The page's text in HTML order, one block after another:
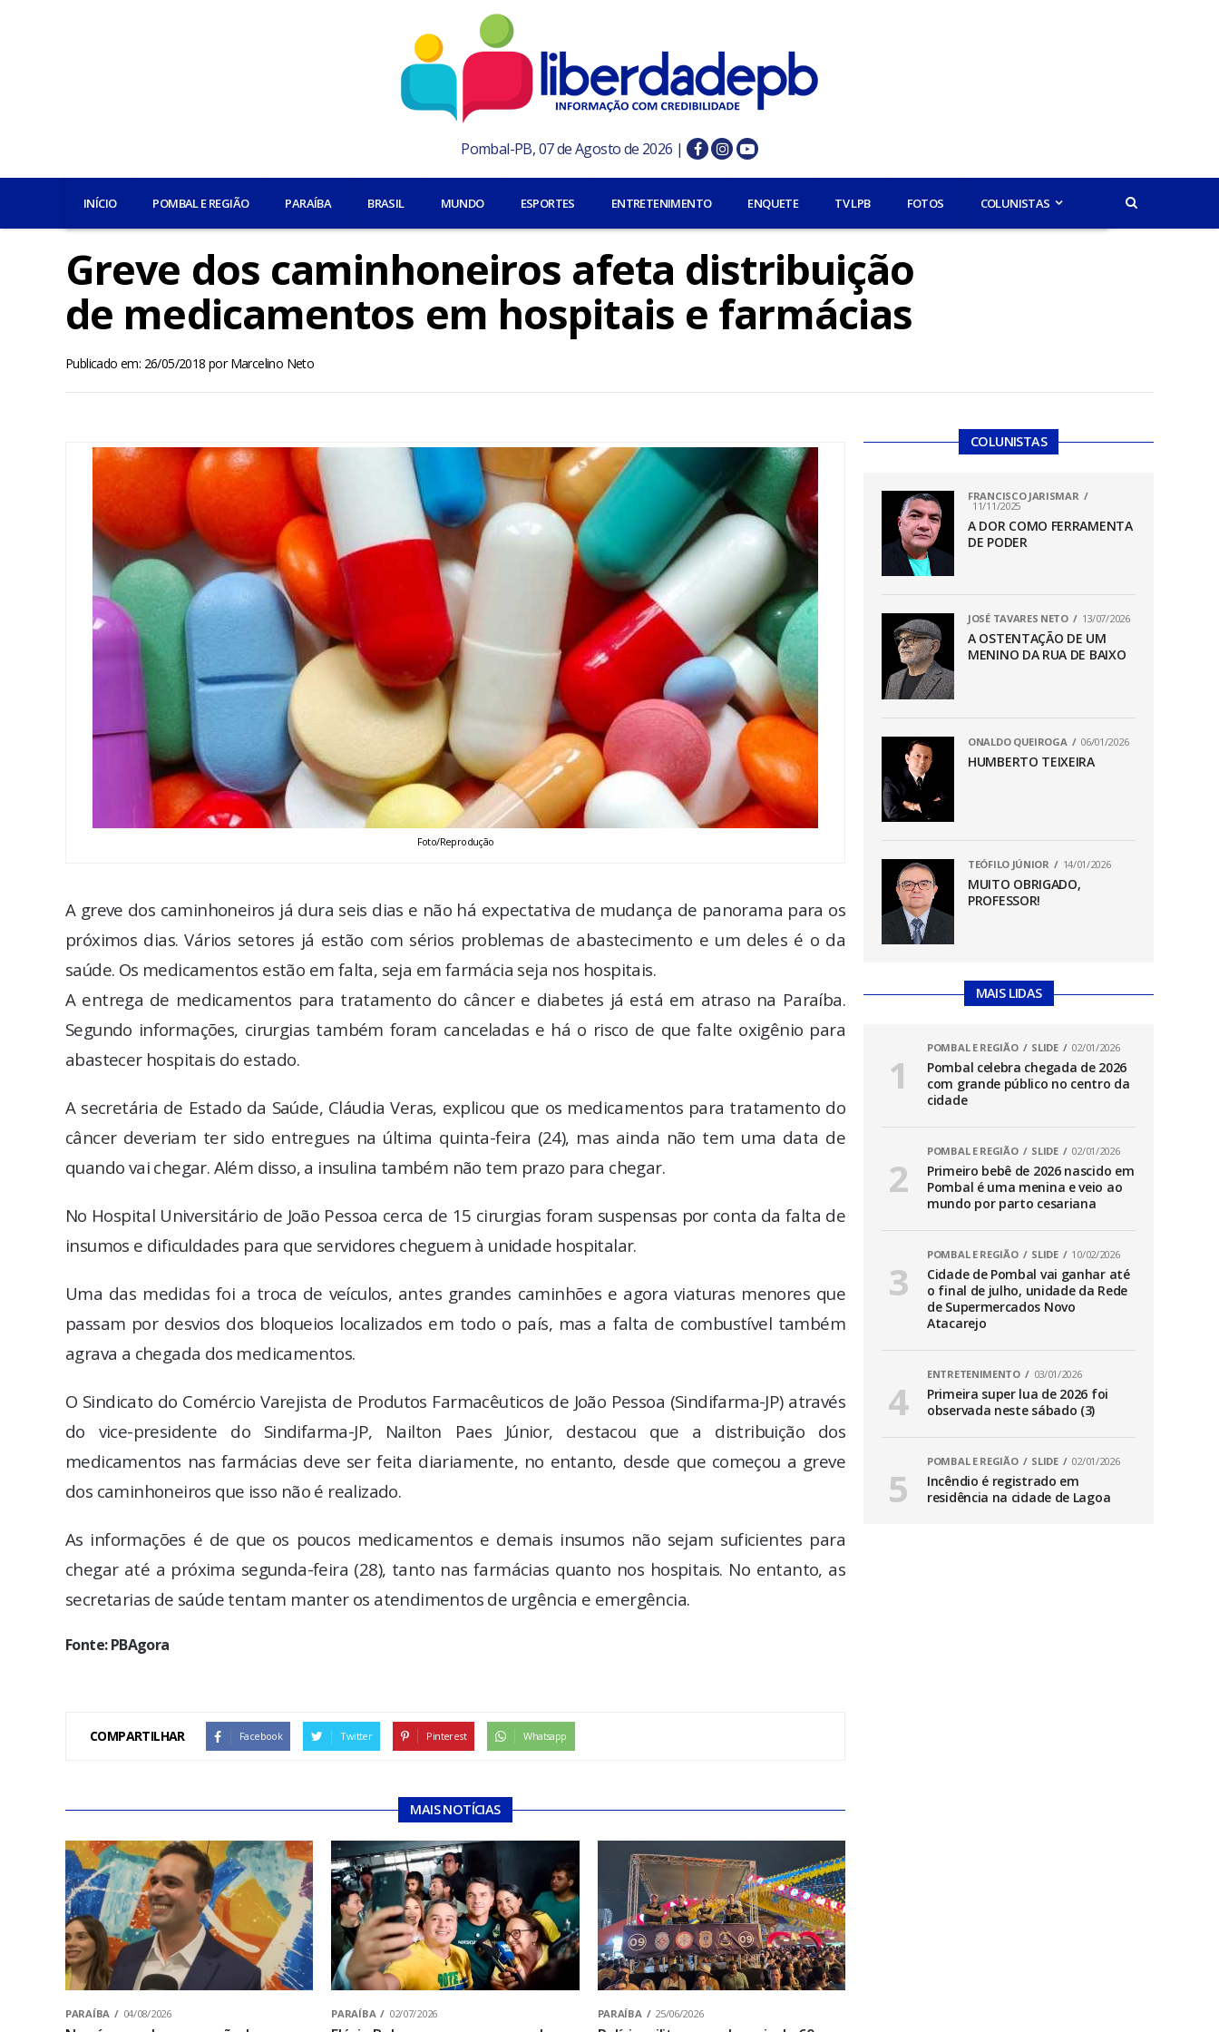
Pombal-PB, 07 de Agosto de 2026 |
INÍCIO POMBAL E REGIÃO PARAÍBA BRASIL MUNDO ESPORTES ENTRETENIMENTO ENQUETE TV LPB FOTOS COLUNISTAS
Greve dos caminhoneiros afeta distribuição
de medicamentos em hospitais e farmácias
Publicado em: 26/05/2018 porMarcelino Neto
Foto/Reprodução
A greve dos caminhoneiros já dura seis dias e não há expectativa de mudança de panorama para os
próximos dias. Vários setores já estão com sérios problemas de abastecimento e um deles é o da
saúde. Os medicamentos estão em falta, seja em farmácia seja nos hospitais.
A entrega de medicamentos para tratamento do câncer e diabetes já está em atraso na Paraíba.
Segundo informações, cirurgias também foram canceladas e há o risco de que falte oxigênio para
abastecer hospitais do estado.
A secretária de Estado da Saúde, Cláudia Veras, explicou que os medicamentos para tratamento do
câncer deveriam ter sido entregues na última quinta-feira (24), mas ainda não tem uma data de
quando vai chegar. Além disso, a insulina também não tem prazo para chegar.
No Hospital Universitário de João Pessoa cerca de 15 cirurgias foram suspensas por conta da falta de
insumos e dificuldades para que servidores cheguem à unidade hospitalar.
Uma das medidas foi a troca de veículos, antes grandes caminhões e agora viaturas menores que
passam por desvios dos bloqueios localizados em todo o país, mas a falta de combustível também
agrava a chegada dos medicamentos.
O Sindicato do Comércio Varejista de Produtos Farmacêuticos de João Pessoa (Sindifarma-JP) através
do vice-presidente do Sindifarma-JP, Nailton Paes Júnior, destacou que a distribuição dos
medicamentos nas farmácias deve ser feita diariamente, no entanto, desde que começou a greve
dos caminhoneiros que isso não é realizado.
As informações é de que os poucos medicamentos e demais insumos não sejam suficientes para
chegar até a próxima segunda-feira (28), tanto nas farmácias quanto nos hospitais. No entanto, as
secretarias de saúde tentam manter os atendimentos de urgência e emergência.
Fonte: PBAgora
COMPARTILHAR Facebook Twitter Pinterest Whatsapp
MAIS NOTÍCIAS
PARAÍBA 04/08/2026 PARAÍBA 02/07/2026 PARAÍBA 25/06/2026
COLUNISTAS
FRANCISCO JARISMAR
11/11/2025
A DOR COMO FERRAMENTA
DE PODER
JOSÉ TAVARES NETO 13/07/2026
A OSTENTAÇÃO DE UM
MENINO DA RUA DE BAIXO
ONALDO QUEIROGA 06/01/2026
HUMBERTO TEIXEIRA
TEÓFILO JÚNIOR 14/01/2026
MUITO OBRIGADO,
PROFESSOR!
MAIS LIDAS
POMBAL E REGIÃO SLIDE 02/01/2026
Pombal celebra chegada de 2026
com grande público no centro da
cidade
POMBAL E REGIÃO SLIDE 02/01/2026
Primeiro bebê de 2026 nascido em
Pombal é uma menina e veio ao
mundo por parto cesariana
POMBAL E REGIÃO SLIDE 10/02/2026
Cidade de Pombal vai ganhar até
o final de julho, unidade da Rede
de Supermercados Novo
Atacarejo
ENTRETENIMENTO 03/01/2026
Primeira super lua de 2026 foi
observada neste sábado (3)
POMBAL E REGIÃO SLIDE 02/01/2026
Incêndio é registrado em
residência na cidade de Lagoa